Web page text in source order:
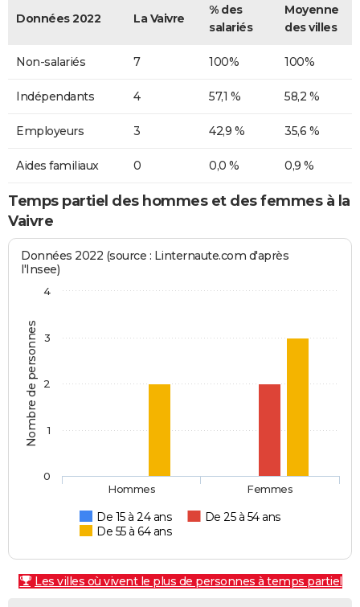
Données 2022 La Vaivre
% des
salariés
Moyenne
des villes
Non-salariés 7 100% 100%
Indépendants 4 57,1 % 58,2 %
Employeurs 3 42,9 % 35,6 %
Aides familiaux 0 0,0 % 0,9 %
Temps partiel des hommes et des femmes à la
Vaivre
Nombre de personnes
Données 2022 (source : Linternaute.com d'après
l'Insee)
De 15 à 24 ans
De 25 à 54 ans
De 55 à 64 ans
Hommes Femmes
0
1
2
3
4
Les villes où vivent le plus de personnes à temps partiel